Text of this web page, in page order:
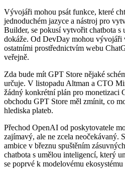
Vývojáři mohou psát funkce, které
jednoduchém jazyce a nástroj pro
Builder, se pokusí vytvořit chatbota s
dokáže. Od DevDay mohou vývojáři
ostatními prostřednictvím webu
veřejně.
Zda bude mít GPT Store nějaké
určuje. V listopadu Altman a CTO
žádný konkrétní plán pro monetizaci
obchodu GPT Store měl zmínit, co
hlediska plateb.
Přechod OpenAI od poskytovatele
zajímavý, ale ne zcela neočekávaný.
ambice v březnu spuštěním
chatbota s umělou inteligencí, který
se poprvé k modelovému